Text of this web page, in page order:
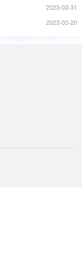
2023-03-31
2023-03-20